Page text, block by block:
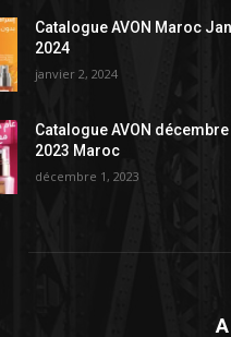
Catalogue AVON Maroc
2024
janvier 2, 2024
Catalogue AVON décembre
2023 Maroc
décembre 1, 2023